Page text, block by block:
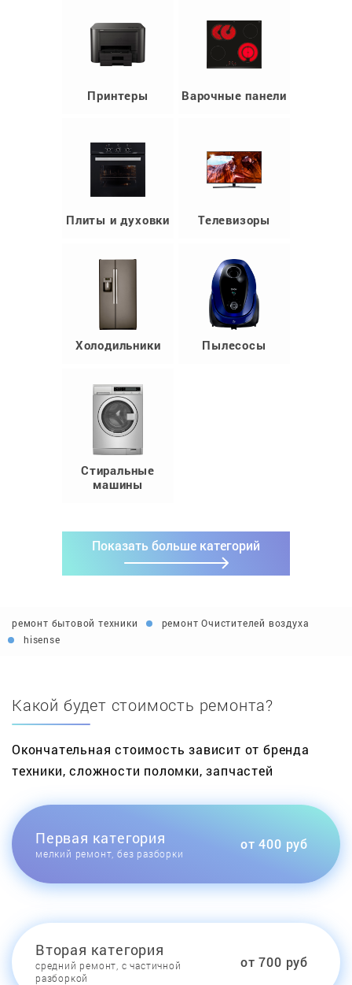
Принтеры Варочные панели
Плиты и духовки Телевизоры
Холодильники Пылесосы
Стиральные
машины
Показать больше категорий
ремонт бытовой техники
ремонт Очистителей воздуха
hisense
Какой будет стоимость ремонта?
Окончательная стоимость зависит от бренда
техники, сложности поломки, запчастей
Первая категория
мелкий ремонт, без разборки
от 400 руб
Вторая категория
средний ремонт, с частичной
разборкой
от 700 руб